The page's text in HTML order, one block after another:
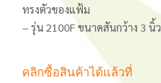
ทรงตัวของแฟ้ม
– รุ่น 2100F ขนาดสันกว้าง 3 นิ้ว
คลิกซื้อสินค้าได้แล้วที่